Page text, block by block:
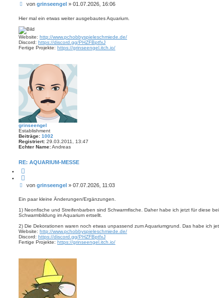
i
e
n
B
i
r
a
g
von grinseengel» 01.07.2026, 16:06
Hier mal ein etwas weiter ausgebautes Aquarium.
Website: http://www.pchobbyspieleschmiede.de/
Discord: https://discord.gg/PHZFBptfxJ
Fertige Projekte: https://grinseengel.itch.io/
grinseengel
Establishment
Beiträge: 1002
Registriert: 29.03.2011, 13:47
Echter Name:Andreas
RE: AQUARIUM-MESSE
i
e
n
B
i
r
a
g
von grinseengel» 07.07.2026, 11:03
Ein paar kleine Änderungen/Ergänzungen.
1) Neonfische und Streifenbarben sind Schwarmfische. Daher habe ich jetzt für diese
Schwarmbildung im Aquarium ertsellt.
2) Die Dekorationen waren noch etwas unpassend zum Aquariumgrund. Das habe ich
Website: http://www.pchobbyspieleschmiede.de/
Discord: https://discord.gg/PHZFBptfxJ
Fertige Projekte: https://grinseengel.itch.io/